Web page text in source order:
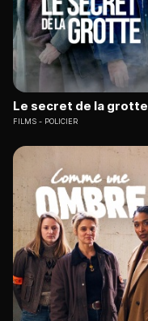
Le secret de la grotte
FILMS POLICIER